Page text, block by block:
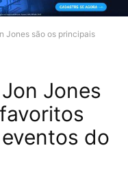
Jones são os principais
Jones
do